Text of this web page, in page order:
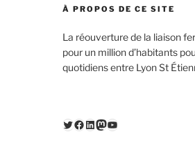
À PROPOS DE CE SITE
La réouverture de la liaison
pour un million d’habitants
quotidiens entre Lyon St
Twitter
Facebook
LinkedIn
Mastodon
YouTube